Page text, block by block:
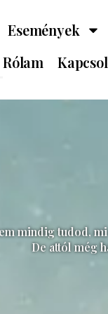
Események
Rólam
mindig tudod,
De attól még